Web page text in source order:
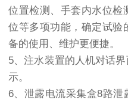
位置检测、手套内水位检
位等多项功能，确定试验
备的使用、维护更便捷。
5、注水装置的人机对话
示。
6、泄露电流采集盒8路